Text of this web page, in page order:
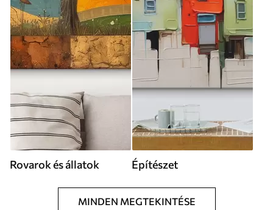
Rovarok és állatok Építészet
MINDEN MEGTEKINTÉSE